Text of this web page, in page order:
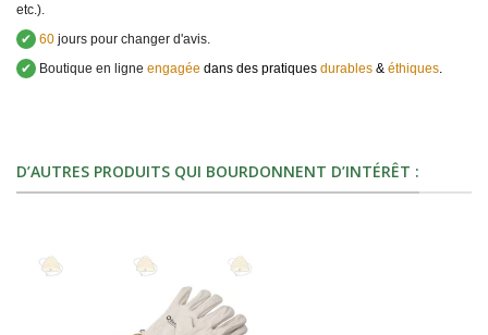
etc.).
✔ 60 jours pour changer d'avis.
✔
Boutique en ligne engagée dans des pratiques durables & éthiques.
D’AUTRES PRODUITS QUI BOURDONNENT D’INTÉRÊT :